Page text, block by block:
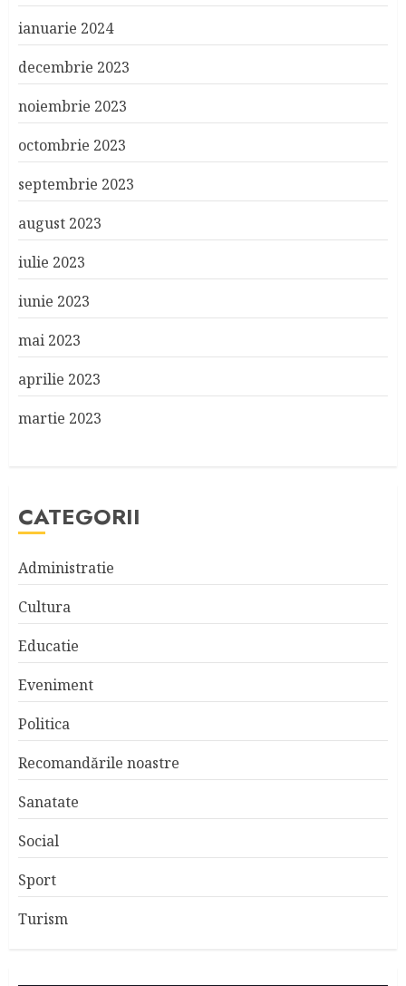
ianuarie 2024
decembrie 2023
noiembrie 2023
octombrie 2023
septembrie 2023
august 2023
iulie 2023
iunie 2023
mai 2023
aprilie 2023
martie 2023
CATEGORII
Administratie
Cultura
Educatie
Eveniment
Politica
Recomandările noastre
Sanatate
Social
Sport
Turism